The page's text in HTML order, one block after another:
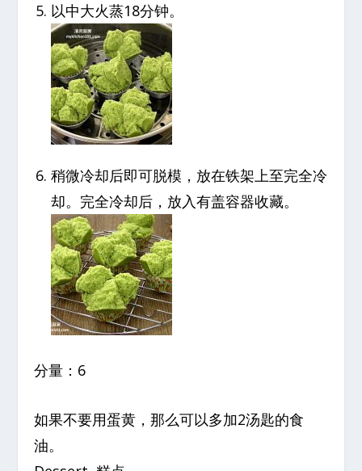
以中大火蒸18分钟。
稍微冷却后即可脱模，放在铁架上至完全冷
却。完全冷却后，放入有盖容器收藏。
分量：6
如果不要用蛋黄，那么可以多加2汤匙的食
油。